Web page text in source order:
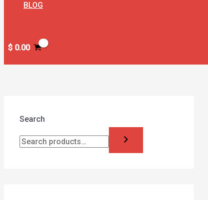
BLOG
$ 0.00
Search